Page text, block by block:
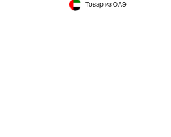
Товар из ОАЭ